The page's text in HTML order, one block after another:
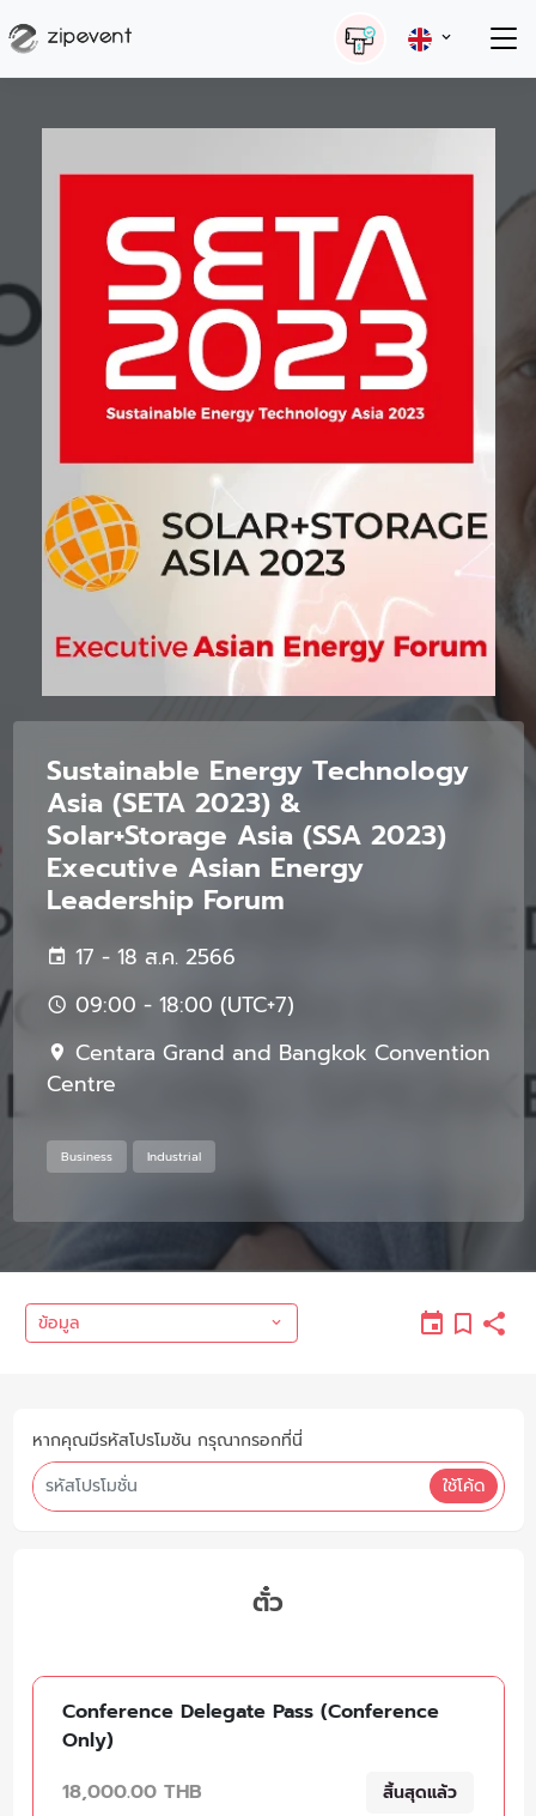
Sustainable Energy Technology
Asia (SETA 2023) &
Solar+Storage Asia (SSA 2023)
Executive Asian Energy
Leadership Forum
17 - 18 ส.ค. 2566
09:00 - 18:00 (UTC+7)
Centara Grand and Bangkok Convention
Centre
Business Industrial
ข้อมูล
หากคุณมีรหัสโปรโมชัน กรุณากรอกที่นี่
ใช้โค้ด
ตั๋ว
Conference Delegate Pass (Conference
Only)
18,000.00 THB
สิ้นสุดแล้ว